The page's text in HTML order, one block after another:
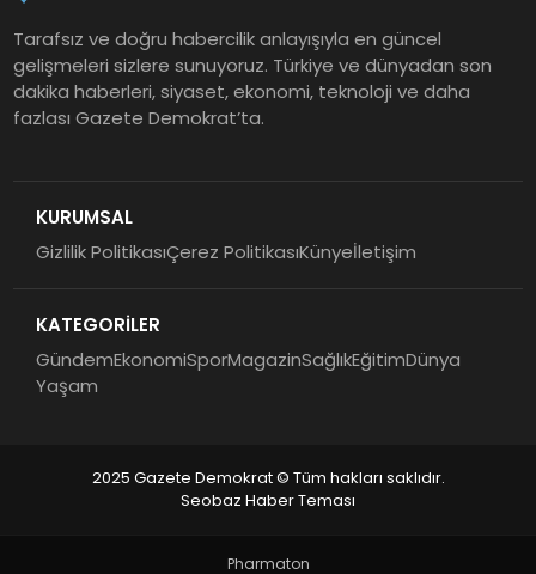
Tarafsız ve doğru habercilik anlayışıyla en güncel
gelişmeleri sizlere sunuyoruz. Türkiye ve dünyadan son
dakika haberleri, siyaset, ekonomi, teknoloji ve daha
fazlası Gazete Demokrat’ta.
KURUMSAL
Gizlilik PolitikasıÇerez PolitikasıKünyeİletişim
KATEGORİLER
GündemEkonomiSporMagazinSağlıkEğitimDünya
Yaşam
2025 Gazete Demokrat © Tüm hakları saklıdır.
Seobaz Haber Teması
Pharmaton